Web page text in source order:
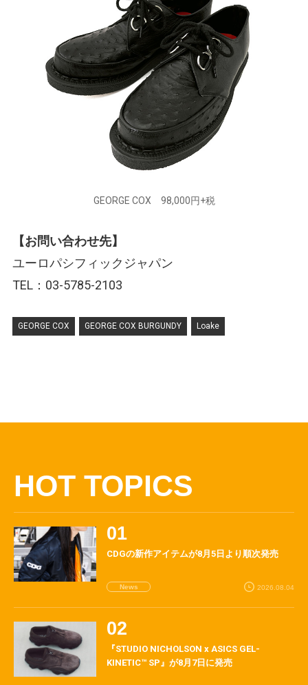
GEORGE COX 98,000円+税
【お問い合わせ先】
ユーロパシフィックジャパン
TEL：03-5785-2103
GEORGE COX GEORGE COX BURGUNDY Loake
HOT TOPICS
CDGの新作アイテムが8月5日より順次発売
News 2026.08.04
『STUDIO NICHOLSON x ASICS GEL-
KINETIC™ SP』が8月7日に発売